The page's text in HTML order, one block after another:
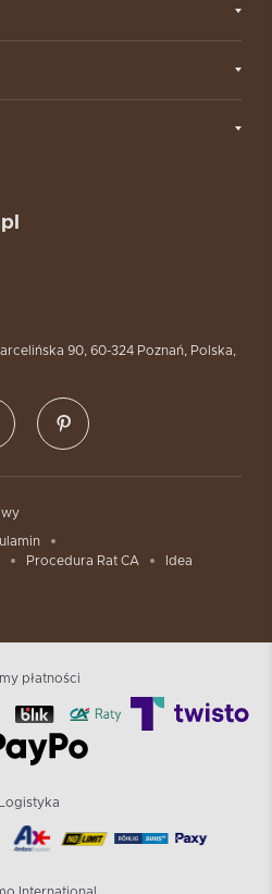
90, 60-324 Poznań, Polska,
Procedura Rat CA Idea
płatności
Logistyka